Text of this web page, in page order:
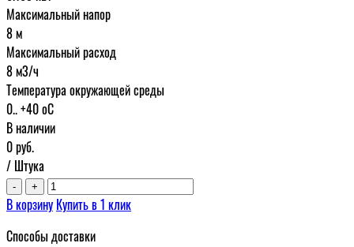
Максимальный напор
8 м
Максимальный расход
8 м3/ч
Температура окружающей среды
0.. +40 oC
В наличии
0руб.
/ Штука
- +
В корзину Купить в 1 клик
Способы доставки